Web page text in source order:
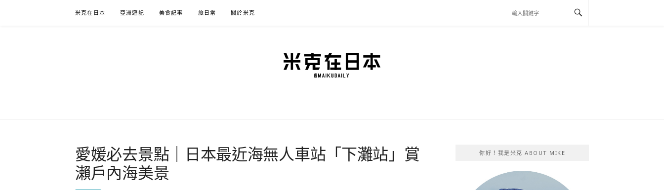
米克在日本 亞洲遊記 美食記事 旅日常 關於米克
愛媛必去景點｜日本最近海無人車站「下灘站」賞
瀨戶內海美景
你好！我是米克 ABOUT MIKE